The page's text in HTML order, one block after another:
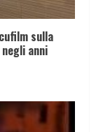
sulla
anni